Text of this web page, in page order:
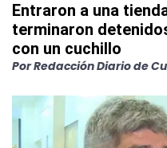
Entraron a una
terminaron
con un cuchillo
PorRedacción Diario de